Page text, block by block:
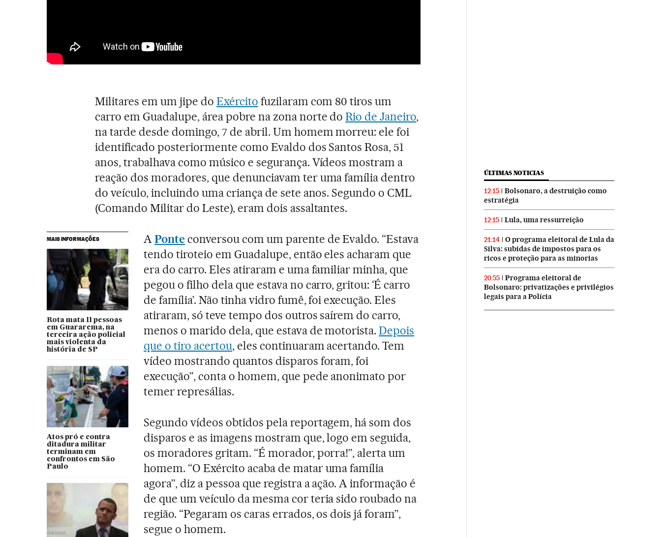
Militares em um jipe do Exército fuzilaram com 80 tiros um
carro em Guadalupe, área pobre na zona norte doRio de Janeiro,
na tarde desde domingo, 7 de abril. Um homem morreu: ele foi
identificado posteriormente como Evaldo dos Santos Rosa, 51
anos, trabalhava como músico e segurança. Vídeos mostram a
reação dos moradores, que denunciavam ter uma família dentro
do veículo, incluindo uma criança de sete anos. Segundo o CML
(Comando Militar do Leste), eram dois assaltantes.
MAIS INFORMAÇÕES
Rota mata 11 pessoas
em Guararema, na
terceira ação policial
mais violenta da
história de SP
Atos pró e contra
ditadura militar
terminam em
confrontos em São
Paulo
APonte conversou com um parente de Evaldo. “Estava
tendo tiroteio em Guadalupe, então eles acharam que
era do carro. Eles atiraram e uma familiar minha, que
pegou o filho dela que estava no carro, gritou: ‘É carro
de família’. Não tinha vidro fumê, foi execução. Eles
atiraram, só teve tempo dos outros saírem do carro,
menos o marido dela, que estava de motorista.Depois
que o tiro acertou, eles continuaram acertando. Tem
vídeo mostrando quantos disparos foram, foi
execução”, conta o homem, que pede anonimato por
temer represálias.
Segundo vídeos obtidos pela reportagem, há som dos
disparos e as imagens mostram que, logo em seguida,
os moradores gritam. “É morador, porra!”, alerta um
homem. “O Exército acaba de matar uma família
agora”, diz a pessoa que registra a ação. A informação é
de que um veículo da mesma cor teria sido roubado na
região. “Pegaram os caras errados, os dois já foram”,
segue o homem.
ÚLTIMAS NOTICIAS
12:15
Bolsonaro, a destruição como
estratégia
12:15 Lula, uma ressurreição
21:14
O programa eleitoral de Lula da
Silva: subidas de impostos para os
ricos e proteção para as minorias
20:55
Programa eleitoral de
Bolsonaro: privatizações e privilégios
legais para a Polícia